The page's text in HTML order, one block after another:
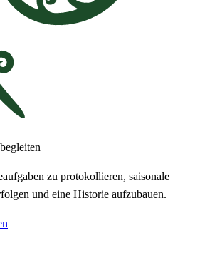
zu protokollieren, saisonale
und eine Historie aufzubauen.